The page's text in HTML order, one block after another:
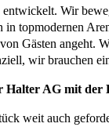
Wir
topmodernen
Gästen angeht.
wir brauchen
Halter AG mit
weit auch